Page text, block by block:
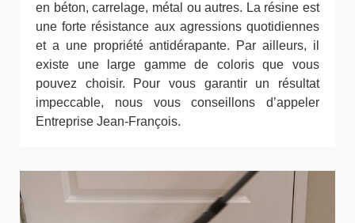
en béton, carrelage, métal ou autres. La résine est
une forte résistance aux agressions quotidiennes
et a une propriété antidérapante. Par ailleurs, il
existe une large gamme de coloris que vous
pouvez choisir. Pour vous garantir un résultat
impeccable, nous vous conseillons d’appeler
Entreprise Jean-François.